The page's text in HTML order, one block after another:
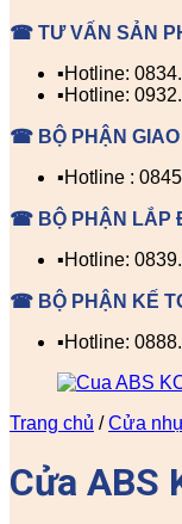
☎ TƯ VẤN SẢN
▪️Hotline:
▪️Hotline:
☎ BỘ PHẬN GIAO
▪️Hotline :
☎ BỘ PHẬN LẮP
▪️Hotline:
☎ BỘ PHẬN KẾ
▪️Hotline:
Trang chủ / Cửa
Cửa ABS